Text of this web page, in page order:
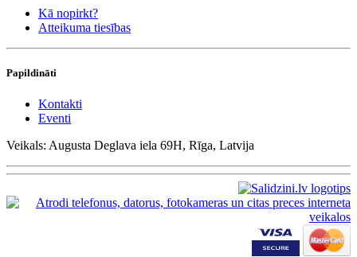
Kā nopirkt?
Atteikuma tiesības
Papildināti
Kontakti
Eventi
Veikals: Augusta Deglava iela 69H, Rīga, Latvija